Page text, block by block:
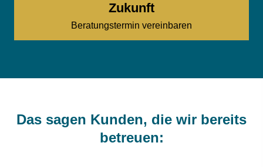
Zukunft
Beratungstermin vereinbaren
Das sagen Kunden, die wir bereits
betreuen: